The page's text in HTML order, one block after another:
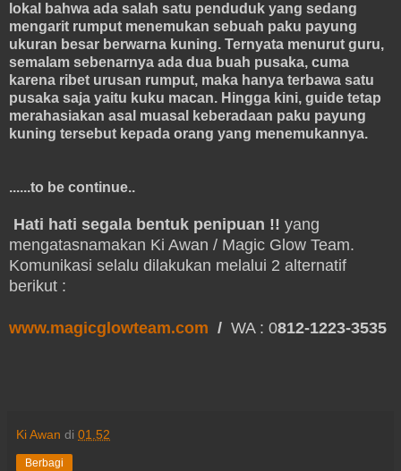
lokal bahwa ada salah satu penduduk yang sedang
mengarit rumput menemukan sebuah paku payung
ukuran besar berwarna kuning. Ternyata menurut guru,
semalam sebenarnya ada dua buah pusaka, cuma
karena ribet urusan rumput, maka hanya terbawa satu
pusaka saja yaitu kuku macan. Hingga kini, guide tetap
merahasiakan asal muasal keberadaan paku payung
kuning tersebut kepada orang yang menemukannya.
......to be continue..
Hati hati segala bentuk penipuan !! yang
mengatasnamakan Ki Awan / Magic Glow Team.
Komunikasi selalu dilakukan melalui 2 alternatif
berikut :
www.magicglowteam.com / WA : 0812-1223-3535
Ki Awan di 01.52
Berbagi